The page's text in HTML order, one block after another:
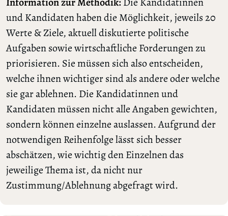
und Kandidaten haben die Möglichkeit, jeweils 20
Werte & Ziele, aktuell diskutierte politische
Aufgaben sowie wirtschaftliche Forderungen zu
priorisieren. Sie müssen sich also entscheiden,
welche ihnen wichtiger sind als andere oder welche
sie gar ablehnen. Die Kandidatinnen und
Kandidaten müssen nicht alle Angaben gewichten,
sondern können einzelne auslassen. Aufgrund der
notwendigen Reihenfolge lässt sich besser
abschätzen, wie wichtig den Einzelnen das
jeweilige Thema ist, da nicht nur
Zustimmung/Ablehnung abgefragt wird.